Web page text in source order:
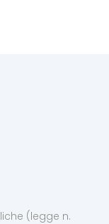
(legge n.